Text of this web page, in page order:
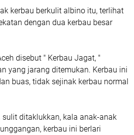
kerbau berkulit albino itu, terlihat
dengan dua kerbau besar
disebut " Kerbau Jagat, "
yang jarang ditemukan. Kerbau ini
buas, tidak sejinak kerbau normal
ditaklukkan, kala anak-anak
kerbau ini berlari